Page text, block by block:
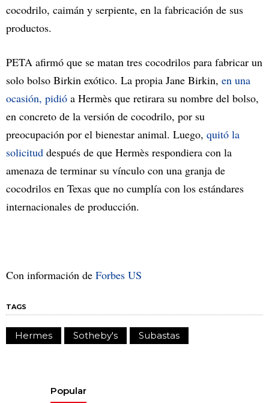
cocodrilo, caimán y serpiente, en la fabricación de sus
productos.
PETA afirmó que se matan tres cocodrilos para fabricar un
solo bolso Birkin exótico. La propia Jane Birkin, en una
ocasión, pidió a Hermès que retirara su nombre del bolso,
en concreto de la versión de cocodrilo, por su
preocupación por el bienestar animal. Luego, quitó la
solicitud después de que Hermès respondiera con la
amenaza de terminar su vínculo con una granja de
cocodrilos en Texas que no cumplía con los estándares
internacionales de producción.
Con información de Forbes US
TAGS
Hermes Sotheby's Subastas
Popular